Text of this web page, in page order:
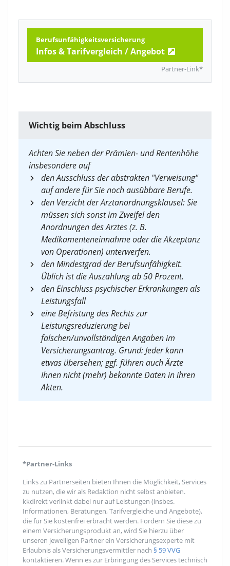
Berufsunfähigkeitsversicherung
Infos & Tarifvergleich /Angebot
Partner-Link*
Wichtig beim Abschluss
Achten Sie neben der Prämien- und Rentenhöhe
insbesondere auf
den Ausschluss der abstrakten "Verweisung"
auf andere für Sie noch ausübbare Berufe.
den Verzicht der Arztanordnungsklausel: Sie
müssen sich sonst im Zweifel den
Anordnungen des Arztes (z. B.
Medikamenteneinnahme oder die Akzeptanz
von Operationen) unterwerfen.
den Mindestgrad der Berufsunfähigkeit.
Üblich ist die Auszahlung ab 50 Prozent.
den Einschluss psychischer Erkrankungen als
Leistungsfall
eine Befristung des Rechts zur
Leistungsreduzierung bei
falschen/unvollständigen Angaben im
Versicherungsantrag. Grund: Jeder kann
etwas übersehen; ggf. führen auch Ärzte
Ihnen nicht (mehr) bekannte Daten in ihren
Akten.
*Partner-Links
Links zu Partnerseiten bieten Ihnen die Möglichkeit, Services
zu nutzen, die wir als Redaktion nicht selbst anbieten.
kkdirekt verlinkt dabei nur auf Leistungen (insbes.
Informationen, Beratungen, Tarifvergleiche und Angebote),
die für Sie kostenfrei erbracht werden. Fordern Sie diese zu
einem Versicherungsprodukt an, wird Sie hierzu über
unseren jeweiligen Partner ein Versicherungsexperte mit
Erlaubnis als Versicherungsvermittler nach § 59 VVG
kontaktieren. Wenn es zur Erbringung des Services technisch